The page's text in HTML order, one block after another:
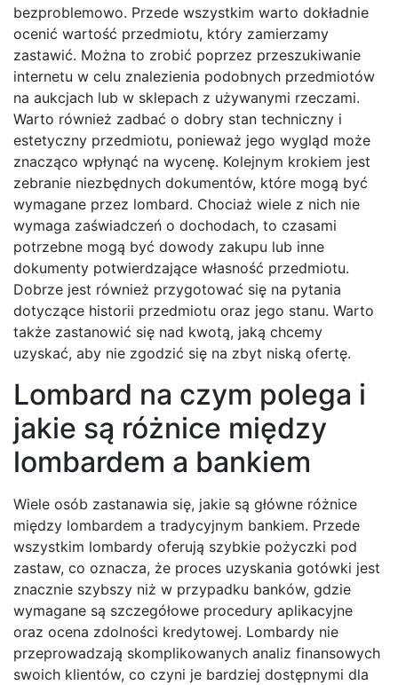
bezproblemowo. Przede wszystkim warto dokładnie
ocenić wartość przedmiotu, który zamierzamy
zastawić. Można to zrobić poprzez przeszukiwanie
internetu w celu znalezienia podobnych przedmiotów
na aukcjach lub w sklepach z używanymi rzeczami.
Warto również zadbać o dobry stan techniczny i
estetyczny przedmiotu, ponieważ jego wygląd może
znacząco wpłynąć na wycenę. Kolejnym krokiem jest
zebranie niezbędnych dokumentów, które mogą być
wymagane przez lombard. Chociaż wiele z nich nie
wymaga zaświadczeń o dochodach, to czasami
potrzebne mogą być dowody zakupu lub inne
dokumenty potwierdzające własność przedmiotu.
Dobrze jest również przygotować się na pytania
dotyczące historii przedmiotu oraz jego stanu. Warto
także zastanowić się nad kwotą, jaką chcemy
uzyskać, aby nie zgodzić się na zbyt niską ofertę.
Lombard na czym polega i
jakie są różnice między
lombardem a bankiem
Wiele osób zastanawia się, jakie są główne różnice
między lombardem a tradycyjnym bankiem. Przede
wszystkim lombardy oferują szybkie pożyczki pod
zastaw, co oznacza, że proces uzyskania gotówki jest
znacznie szybszy niż w przypadku banków, gdzie
wymagane są szczegółowe procedury aplikacyjne
oraz ocena zdolności kredytowej. Lombardy nie
przeprowadzają skomplikowanych analiz finansowych
swoich klientów, co czyni je bardziej dostępnymi dla